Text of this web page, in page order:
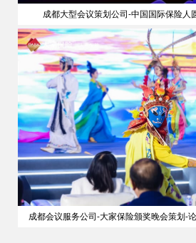
成都大型会议策划公司-中国国际保险人
成都会议服务公司-大家保险颁奖晚会策划-